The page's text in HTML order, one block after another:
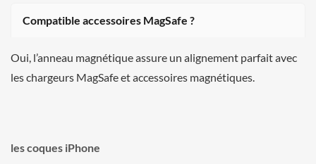
Compatible accessoires MagSafe ?
Oui, l’anneau magnétique assure un alignement parfait avec
les chargeurs MagSafe et accessoires magnétiques.
les coques iPhone